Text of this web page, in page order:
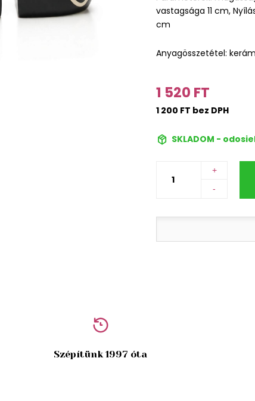
vastagsága 11 cm,
cm
Anyagösszetétel:
1 520 FT
1 200 FT bez DPH
SKLADOM -
+
-
Szépítünk 1997 óta